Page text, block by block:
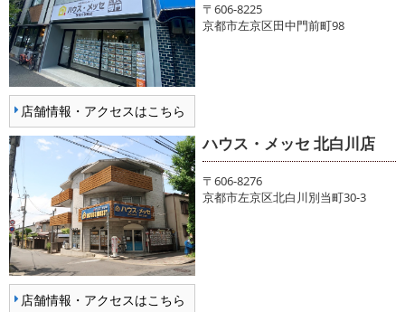
店舗情報・アクセスはこちら
〒606-8225
京都市左京区田中門前町98
店舗情報・アクセスはこちら
ハウス・メッセ 北白川店
〒606-8276
京都市左京区北白川別当町30-3